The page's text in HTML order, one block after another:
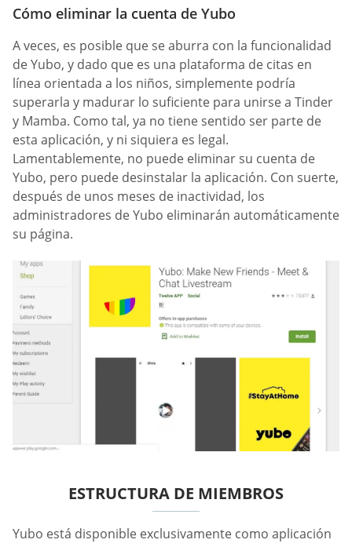
Cómo eliminar la cuenta de Yubo
A veces, es posible que se aburra con la funcionalidad
de Yubo, y dado que es una plataforma de citas en
línea orientada a los niños, simplemente podría
superarla y madurar lo suficiente para unirse a Tinder
y Mamba. Como tal, ya no tiene sentido ser parte de
esta aplicación, y ni siquiera es legal.
Lamentablemente, no puede eliminar su cuenta de
Yubo, pero puede desinstalar la aplicación. Con suerte,
después de unos meses de inactividad, los
administradores de Yubo eliminarán automáticamente
su página.
ESTRUCTURA DE MIEMBROS
Yubo está disponible exclusivamente como aplicación